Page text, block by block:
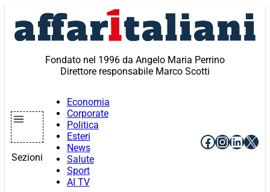
contenuto
Fondato nel 1996 da Angelo Maria Perrino
Direttore responsabile Marco Scotti
Sezioni
Economia
Corporate
Politica
Esteri
News
Salute
Sport
AI TV
Facebook
X